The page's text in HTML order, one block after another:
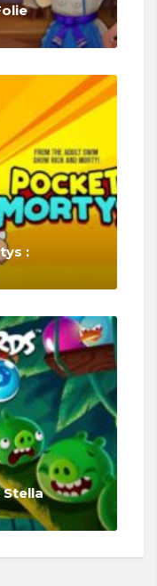
:
Stella